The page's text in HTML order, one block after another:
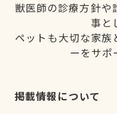
獣医師の診療方針や
事と
ペットも大切な家族
ーをサポ
掲載情報について